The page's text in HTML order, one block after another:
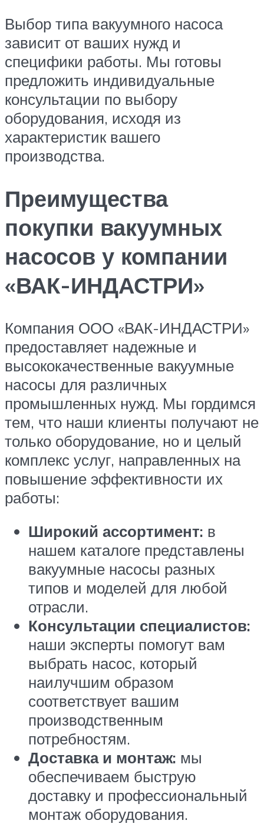
Выбор типа вакуумного насоса
зависит от ваших нужд и
специфики работы. Мы готовы
предложить индивидуальные
консультации по выбору
оборудования, исходя из
характеристик вашего
производства.
Преимущества
покупки вакуумных
насосов у компании
«ВАК-ИНДАСТРИ»
Компания ООО «ВАК-ИНДАСТРИ»
предоставляет надежные и
высококачественные вакуумные
насосы для различных
промышленных нужд. Мы гордимся
тем, что наши клиенты получают не
только оборудование, но и целый
комплекс услуг, направленных на
повышение эффективности их
работы:
Широкий ассортимент: в
нашем каталоге представлены
вакуумные насосы разных
типов и моделей для любой
отрасли.
Консультации специалистов:
наши эксперты помогут вам
выбрать насос, который
наилучшим образом
соответствует вашим
производственным
потребностям.
Доставка и монтаж: мы
обеспечиваем быструю
доставку и профессиональный
монтаж оборудования.